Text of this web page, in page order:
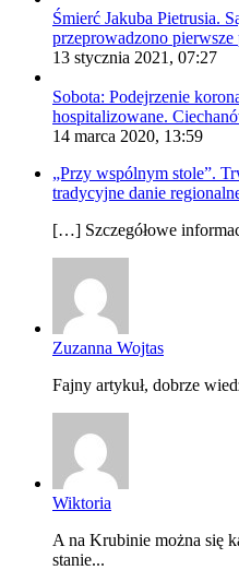
Śmierć Jakuba Pietrusia.
przeprowadzono pierwsze
13 stycznia 2021, 07:27
Sobota: Podejrzenie
hospitalizowane.
14 marca 2020, 13:59
„Przy wspólnym stole”.
tradycyjne danie
[…] Szczegółowe
Zuzanna Wojtas
Fajny artykuł, dobrze
Wiktoria
A na Krubinie można się
stanie...